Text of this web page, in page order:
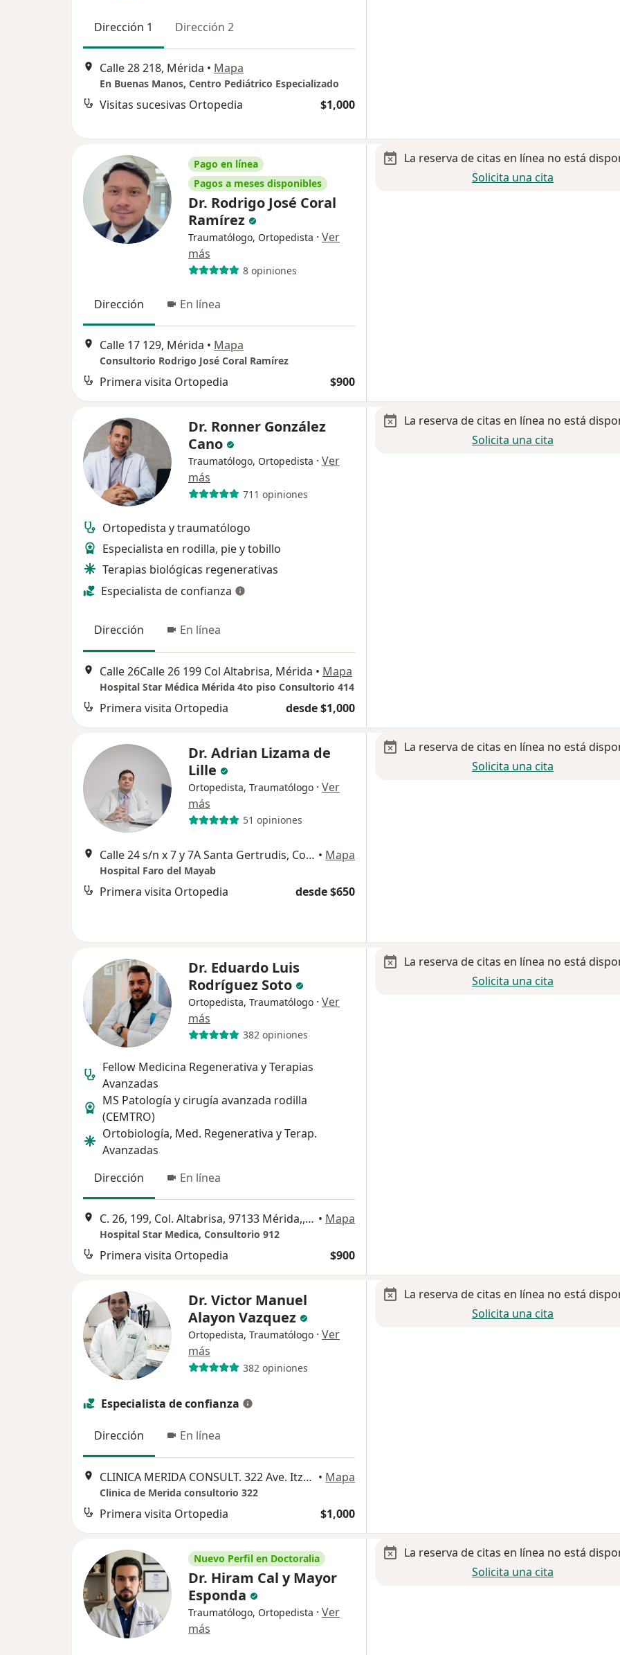
Dirección 1 Dirección 2
Calle 28 218, Mérida • Mapa
En Buenas Manos, Centro Pediátrico Especializado
Visitas sucesivas Ortopedia $1,000
Pago en línea
Pagos a meses disponibles
Dr. Rodrigo José Coral
Ramírez
Traumatólogo, Ortopedista · Ver
más
8 opiniones
Dirección En línea
Calle 17 129, Mérida • Mapa
Consultorio Rodrigo José Coral Ramírez
Primera visita Ortopedia $900
La reserva de citas en línea no está
Solicita una cita
Dr. Ronner González
Cano
Traumatólogo, Ortopedista · Ver
más
711 opiniones
Ortopedista y traumatólogo
Especialista en rodilla, pie y tobillo
Terapias biológicas regenerativas
Especialista de confianza
Dirección En línea
Calle 26Calle 26 199 Col Altabrisa, Mérida • Mapa
Hospital Star Médica Mérida 4to piso Consultorio 414
Primera visita Ortopedia desde $1,000
La reserva de citas en línea no está
Solicita una cita
Dr. Adrian Lizama de
Lille
Ortopedista, Traumatólogo · Ver
más
51 opiniones
Calle 24 s/n x 7 y 7A Santa Gertrudis, Copó, Consultorio 814, Piso 8., Mérida • Mapa
Hospital Faro del Mayab
Primera visita Ortopedia desde $650
La reserva de citas en línea no está
Solicita una cita
Dr. Eduardo Luis
Rodríguez Soto
Ortopedista, Traumatólogo · Ver
más
382 opiniones
Fellow Medicina Regenerativa y Terapias
Avanzadas
MS Patología y cirugía avanzada rodilla
(CEMTRO)
Ortobiología, Med. Regenerativa y Terap.
Avanzadas
Dirección
En línea
C. 26, 199, Col. Altabrisa, 97133 Mérida,, Mérida • Mapa
Hospital Star Medica, Consultorio 912
Primera visita Ortopedia $900
La reserva de citas en línea no está
Solicita una cita
Dr. Victor Manuel
Alayon Vazquez
Ortopedista, Traumatólogo · Ver
más
382 opiniones
Especialista de confianza
Dirección En línea
CLINICA MERIDA CONSULT. 322 Ave. Itzaes 242 entre 25 y 27, Mérida • Mapa
Clinica de Merida consultorio 322
Primera visita Ortopedia $1,000
La reserva de citas en línea no está
Solicita una cita
Nuevo Perfil en Doctoralia
Dr. Hiram Cal y Mayor
Esponda
Traumatólogo, Ortopedista · Ver
más
La reserva de citas en línea no está
Solicita una cita